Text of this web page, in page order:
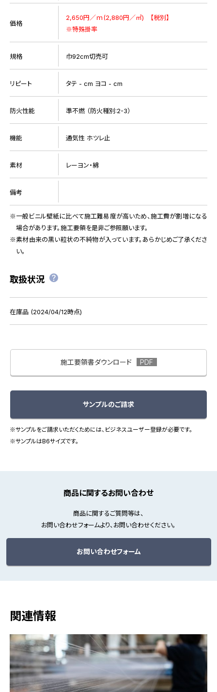
価格
2,650円／ｍ(2,880円／㎡) 【税別】
※特殊掛率
規格 巾92cm切売可
リピート タテ - cm ヨコ - cm
防火性能 準不燃 （防火種別:2-3）
機能 通気性 ホツレ止
素材 レーヨン・綿
備考
一般ビニル壁紙に比べて施工難易度が高いため、施工費が割増になる
場合があります。施工要領を是非ご参照願います。
素材由来の黒い粒状の不純物が入っています。あらかじめご了承くださ
い。
取扱状況
在庫品 (2024/04/12時点)
施工要領書ダウンロード
サンプルのご請求
※サンプルをご請求いただくためには、ビジネスユーザー登録が必要です。
※サンプルはB6サイズです。
商品に関するお問い合わせ
商品に関するご質問等は、
お問い合わせフォームより、お問い合わせください。
お問い合わせフォーム
関連情報